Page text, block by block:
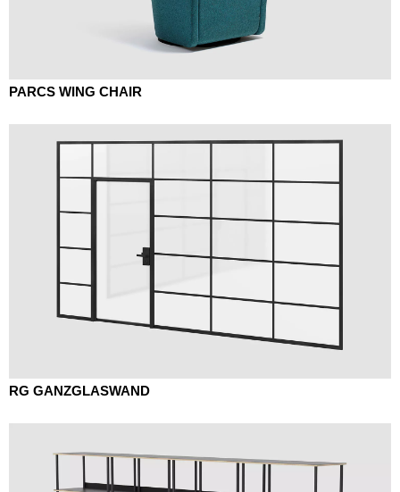
PARCS WING CHAIR
RG GANZGLASWAND